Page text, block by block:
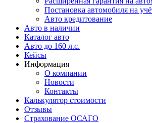
Постановка автомобиля на
Авто кредитование
Авто в наличии
Каталог авто
Авто до 160 л.с.
Кейсы
Информация
О компании
Новости
Контакты
Калькулятор стоимости
Отзывы
Страхование ОСАГО